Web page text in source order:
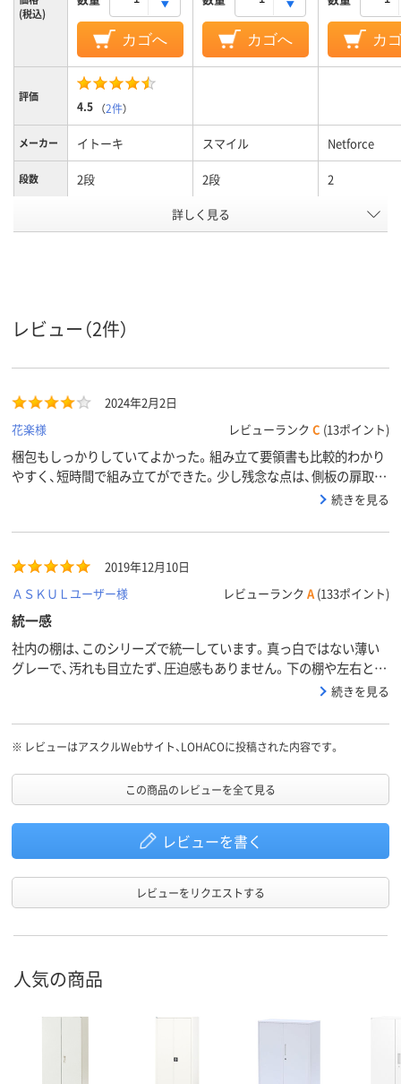
(税込)
カゴへ カゴへ カ
評価
4.5 （2件）
メーカー イトーキ スマイル Netforce
段数 2段 2段 2
両開き／片開き扉タ
イプ
両開き／片開き扉タ
イプ
両開き書庫
25.1kg
アスクル
商品環境
スコア
詳しく見る
レビュー（2件）
2024年2月2日
花楽様
レビューランク C (13ポイント)
梱包もしっかりしていてよかった。組み立て要領書も比較的わかり
やすく、短時間で組み立てができた。少し残念な点は、側板の扉取り
続きを見る
2019年12月10日
ＡＳＫＵＬユーザー様
レビューランク A (133ポイント)
統一感
社内の棚は、このシリーズで統一しています。真っ白ではない薄い
グレーで、汚れも目立たず、圧迫感もありません。下の棚や左右とも
連結でき、また、ある程度の重量もあるため、扉の開閉で本体が揺ら
続きを見る
※ レビューはアスクルWebサイト、LOHACOに投稿された内容です。
この商品のレビューを全て見る
レビューを書く
レビューをリクエストする
人気の商品